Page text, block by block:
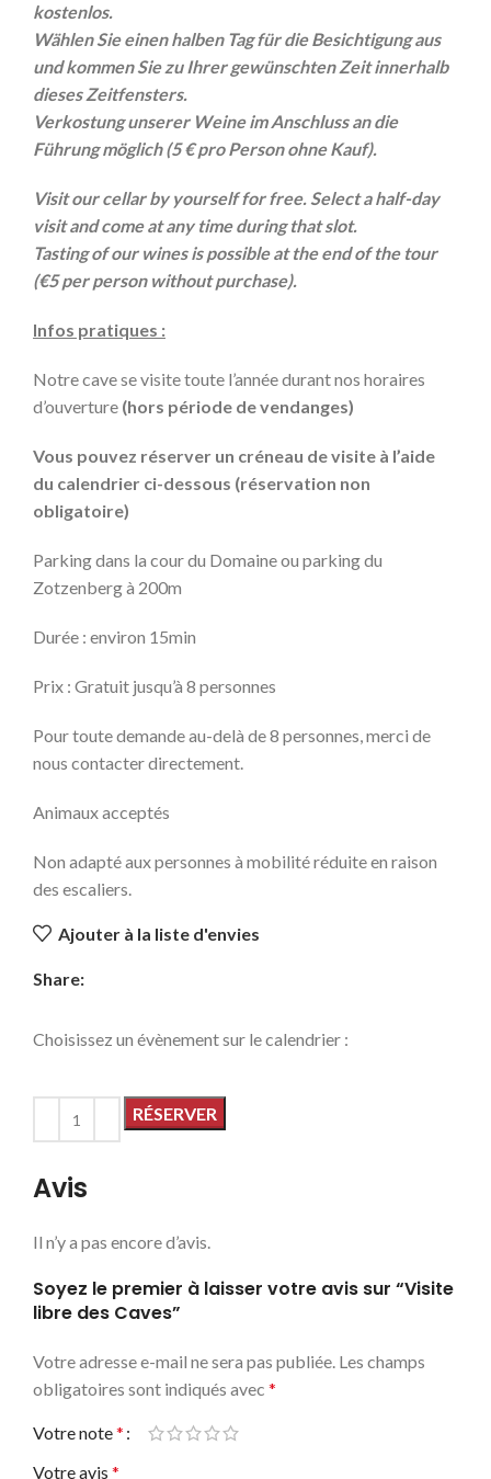
kostenlos.
Wählen Sie einen halben Tag für die Besichtigung aus
und kommen Sie zu Ihrer gewünschten Zeit innerhalb
dieses Zeitfensters.
Verkostung unserer Weine im Anschluss an die
Führung möglich (5 € pro Person ohne Kauf).
Visit our cellar by yourself for free. Select a half-day
visit and come at any time during that slot.
Tasting of our wines is possible at the end of the tour
(€5 per person without purchase).
Infos pratiques :
Notre cave se visite toute l’année durant nos horaires
d’ouverture (hors période de vendanges)
Vous pouvez réserver un créneau de visite à l’aide
du calendrier ci-dessous (réservation non
obligatoire)
Parking dans la cour du Domaine ou parking du
Zotzenberg à 200m
Durée : environ 15min
Prix : Gratuit jusqu’à 8 personnes
Pour toute demande au-delà de 8 personnes, merci de
nous contacter directement.
Animaux acceptés
Non adapté aux personnes à mobilité réduite en raison
des escaliers.
Ajouter à la liste d'envies
Share:
Choisissez un évènement sur le calendrier :
RÉSERVER
Avis
Il n’y a pas encore d’avis.
Soyez le premier à laisser votre avis sur “Visite
libre des Caves”
Votre adresse e-mail ne sera pas publiée. Les champs
obligatoires sont indiqués avec *
Votre note*
Votre avis *